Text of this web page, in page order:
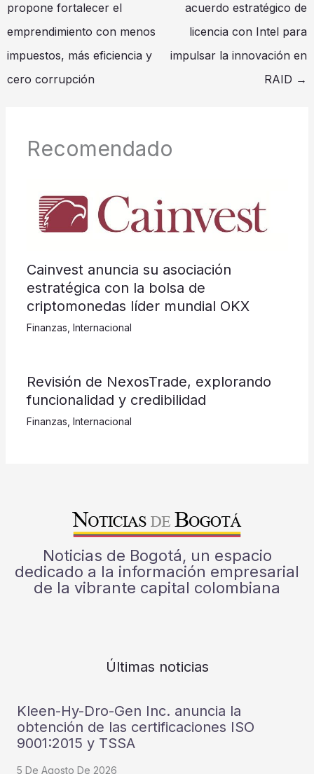
propone fortalecer el
emprendimiento con menos
impuestos, más eficiencia y
cero corrupción
acuerdo estratégico de
licencia con Intel para
impulsar la innovación en
RAID →
Recomendado
Cainvest anuncia su asociación
estratégica con la bolsa de
criptomonedas líder mundial OKX
Finanzas, Internacional
Revisión de NexosTrade, explorando
funcionalidad y credibilidad
Finanzas, Internacional
Noticias de Bogotá, un espacio
dedicado a la información empresarial
de la vibrante capital colombiana
Últimas noticias
Kleen-Hy-Dro-Gen Inc. anuncia la
obtención de las certificaciones ISO
9001:2015 y TSSA
5 De Agosto De 2026